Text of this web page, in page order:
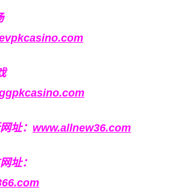
址： www.allnew36.com
址：